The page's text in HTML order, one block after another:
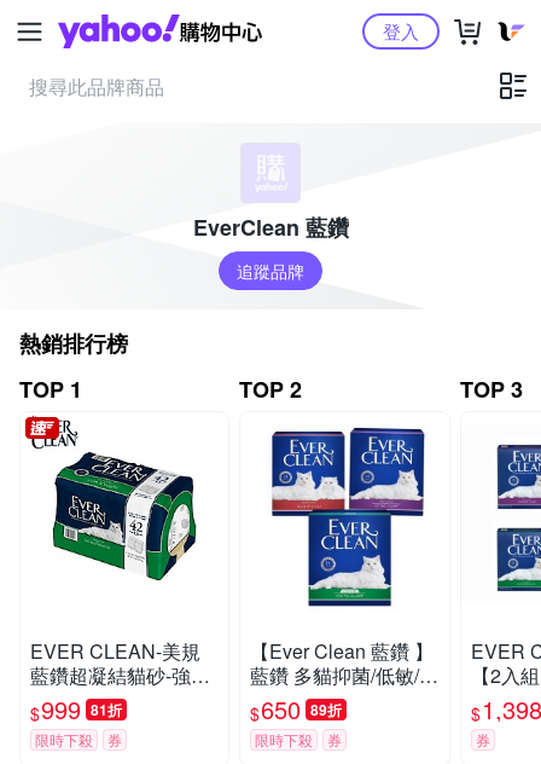
Yahoo購物中心登入
EverClean 藍鑽
追蹤品牌
熱銷排行榜
TOP 1
EVER CLEAN-美規
藍鑽超凝結貓砂-強效
低敏結塊貓砂 42LB(1
9kg)=綠標★
$999 81折
限時下殺 券
TOP 2
【Ever Clean 藍鑽 】
藍鑽 多貓抑菌/低敏/除
臭貓砂8.5kg -( 除臭/
抑味/ 凝結/長效淨味2
1天)
$650 89折
限時下殺 券
TOP 3
EVER
【2入
抑菌/
$1,398
券